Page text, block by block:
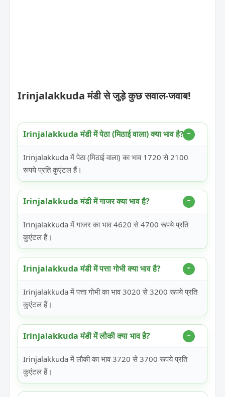
Irinjalakkuda मंडी से जुड़े कुछ सवाल-जवाब!
Irinjalakkuda मंडी में पेठा (मिठाई वाला) क्या भाव है?
Irinjalakkuda में पेठा (मिठाई वाला) का भाव 1720 से 2100
रूपये प्रति कुएंटल हैं।
Irinjalakkuda मंडी में गाजर क्या भाव है?
Irinjalakkuda में गाजर का भाव 4620 से 4700 रूपये प्रति
कुएंटल हैं।
Irinjalakkuda मंडी में पत्ता गोभी क्या भाव है?
Irinjalakkuda में पत्ता गोभी का भाव 3020 से 3200 रूपये प्रति
कुएंटल हैं।
Irinjalakkuda मंडी में लौकी क्या भाव है?
Irinjalakkuda में लौकी का भाव 3720 से 3700 रूपये प्रति
कुएंटल हैं।